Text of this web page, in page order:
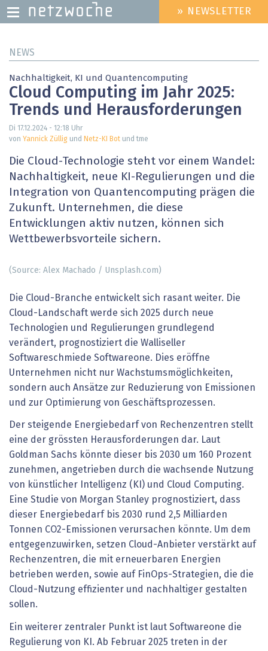
zum
HEADER
MENU
» NEWSLETTER
NEWS
Nachhaltigkeit, KI und Quantencomputing
Cloud Computing im Jahr 2025:
Trends und Herausforderungen
Di 17.12.2024 - 12:18 Uhr
von Yannick Züllig und Netz-KI Bot und tme
Die Cloud-Technologie steht vor einem Wandel:
Nachhaltigkeit, neue KI-Regulierungen und die
Integration von Quantencomputing prägen die
Zukunft. Unternehmen, die diese
Entwicklungen aktiv nutzen, können sich
Wettbewerbsvorteile sichern.
(Source: Alex Machado / Unsplash.com)
Die Cloud-Branche entwickelt sich rasant weiter. Die
Cloud-Landschaft werde sich 2025 durch neue
Technologien und Regulierungen grundlegend
verändert, prognostiziert die Walliseller
Softwareschmiede Softwareone. Dies eröffne
Unternehmen nicht nur Wachstumsmöglichkeiten,
sondern auch Ansätze zur Reduzierung von Emissionen
und zur Optimierung von Geschäftsprozessen.
Der steigende Energiebedarf von Rechenzentren stellt
eine der grössten Herausforderungen dar. Laut
Goldman Sachs könnte dieser bis 2030 um 160 Prozent
zunehmen, angetrieben durch die wachsende Nutzung
von künstlicher Intelligenz (KI) und Cloud Computing.
Eine Studie von Morgan Stanley prognostiziert, dass
dieser Energiebedarf bis 2030 rund 2,5 Milliarden
Tonnen CO2-Emissionen verursachen könnte. Um dem
entgegenzuwirken, setzen Cloud-Anbieter verstärkt auf
Rechenzentren, die mit erneuerbaren Energien
betrieben werden, sowie auf FinOps-Strategien, die die
Cloud-Nutzung effizienter und nachhaltiger gestalten
sollen.
Ein weiterer zentraler Punkt ist laut Softwareone die
Regulierung von KI. Ab Februar 2025 treten in der